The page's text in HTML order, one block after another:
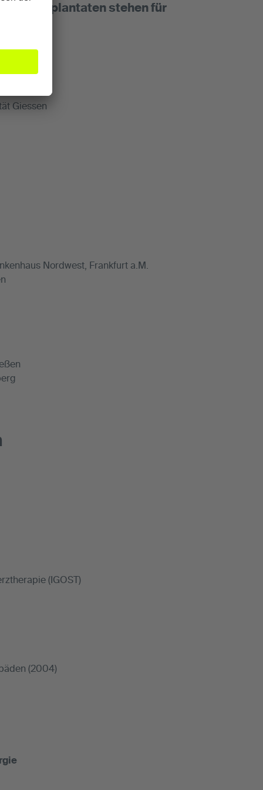
bei Implantaten stehen für
Giessen
Nordwest, Frankfurt a.M.
(IGOST)
(2004)